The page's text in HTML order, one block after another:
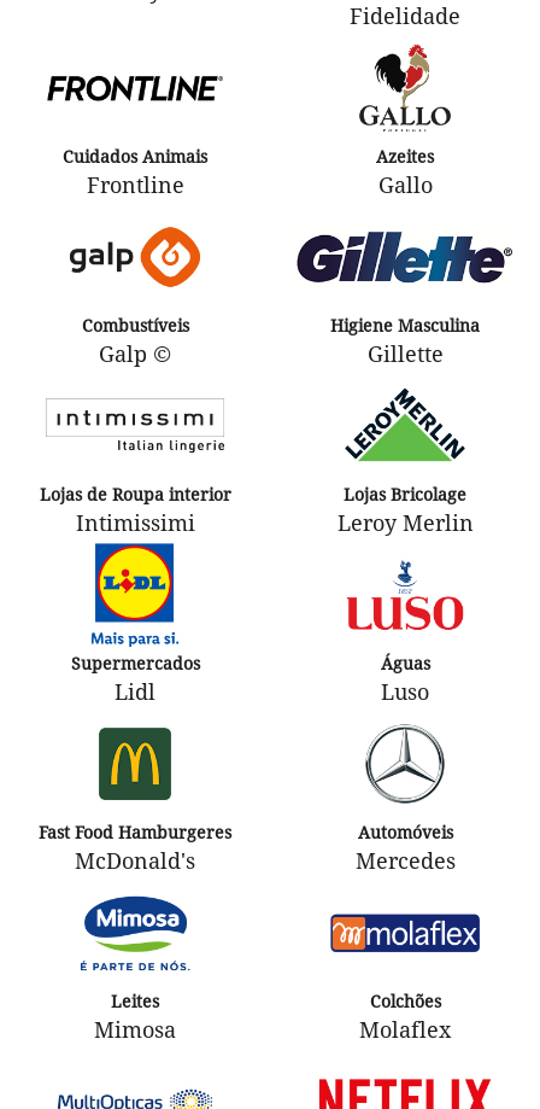
Fidelidade
Cuidados Animais
Frontline
Azeites
Gallo
Combustíveis
Galp ©
Higiene Masculina
Gillette
Lojas de Roupa interior
Intimissimi
Lojas Bricolage
Leroy Merlin
Supermercados
Lidl
Águas
Luso
Fast Food Hamburgeres
McDonald's
Automóveis
Mercedes
Leites
Mimosa
Colchões
Molaflex